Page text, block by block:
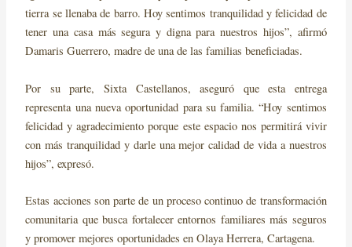
tierra se llenaba de barro. Hoy sentimos tranquilidad y felicidad de
tener una casa más segura y digna para nuestros hijos”, afirmó
Damaris Guerrero, madre de una de las familias beneficiadas.
Por su parte, Sixta Castellanos, aseguró que esta entrega
representa una nueva oportunidad para su familia. “Hoy sentimos
felicidad y agradecimiento porque este espacio nos permitirá vivir
con más tranquilidad y darle una mejor calidad de vida a nuestros
hijos”, expresó.
Estas acciones son parte de un proceso continuo de transformación
comunitaria que busca fortalecer entornos familiares más seguros
y promover mejores oportunidades en Olaya Herrera, Cartagena.